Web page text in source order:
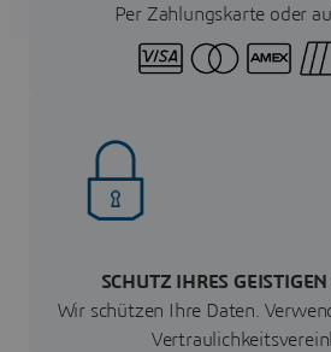
Per Zahlungskarte oder
SCHUTZ IHRES
Wir schützen Ihre Daten.